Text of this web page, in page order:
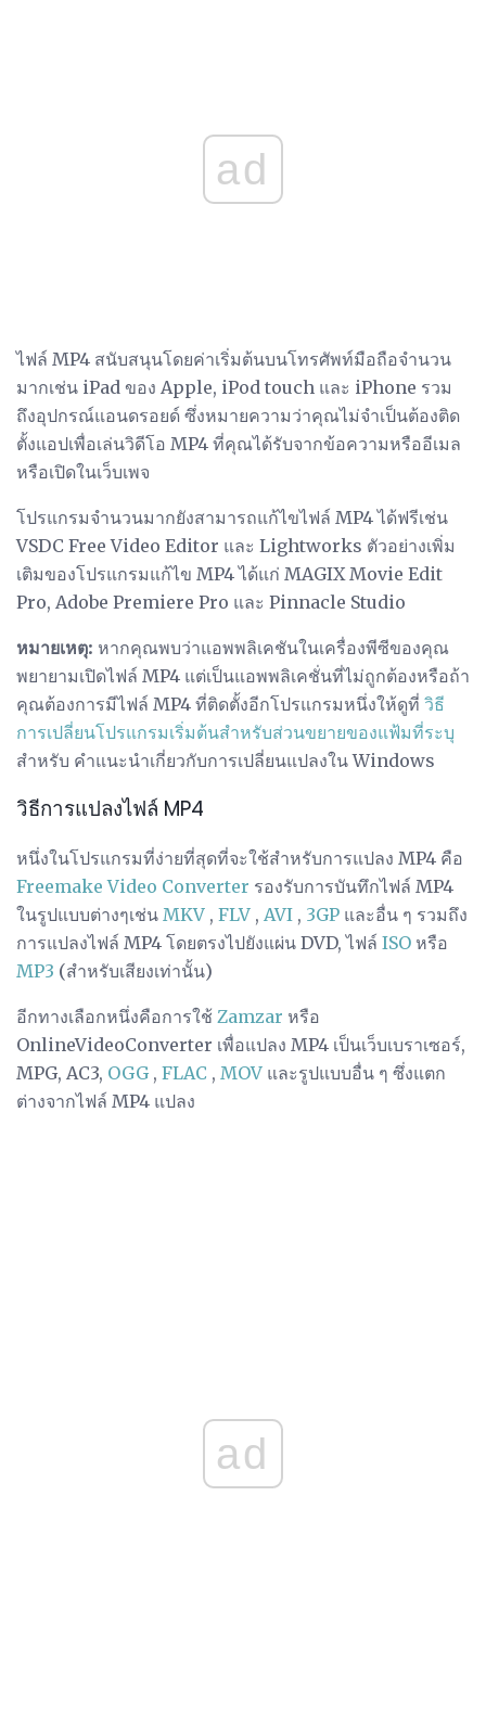
ad
ไฟล์ MP4 สนับสนุนโดยค่าเริ่มต้นบนโทรศัพท์มือถือจำนวน
มากเช่น iPad ของ Apple, iPod touch และ iPhone รวม
ถึงอุปกรณ์แอนดรอยด์ ซึ่งหมายความว่าคุณไม่จำเป็นต้องติด
ตั้งแอปเพื่อเล่นวิดีโอ MP4 ที่คุณได้รับจากข้อความหรืออีเมล
หรือเปิดในเว็บเพจ
โปรแกรมจำนวนมากยังสามารถแก้ไขไฟล์ MP4 ได้ฟรีเช่น
VSDC Free Video Editor และ Lightworks ตัวอย่างเพิ่ม
เติมของโปรแกรมแก้ไข MP4 ได้แก่ MAGIX Movie Edit
Pro, Adobe Premiere Pro และ Pinnacle Studio
หมายเหตุ: หากคุณพบว่าแอพพลิเคชันในเครื่องพีซีของคุณ
พยายามเปิดไฟล์ MP4 แต่เป็นแอพพลิเคชั่นที่ไม่ถูกต้องหรือถ้า
คุณต้องการมีไฟล์ MP4 ที่ติดตั้งอีกโปรแกรมหนึ่งให้ดูที่ วิธี
การเปลี่ยนโปรแกรมเริ่มต้นสำหรับส่วนขยายของแฟ้มที่ระบุ
สำหรับ คำแนะนำเกี่ยวกับการเปลี่ยนแปลงใน Windows
วิธีการแปลงไฟล์ MP4
หนึ่งในโปรแกรมที่ง่ายที่สุดที่จะใช้สำหรับการแปลง MP4 คือ
Freemake Video Converter รองรับการบันทึกไฟล์ MP4
ในรูปแบบต่างๆเช่น MKV , FLV , AVI , 3GP และอื่น ๆ รวมถึง
การแปลงไฟล์ MP4 โดยตรงไปยังแผ่น DVD, ไฟล์ ISO หรือ
MP3 (สำหรับเสียงเท่านั้น)
อีกทางเลือกหนึ่งคือการใช้ Zamzar หรือ
OnlineVideoConverter เพื่อแปลง MP4 เป็นเว็บเบราเซอร์,
MPG, AC3, OGG , FLAC , MOV และรูปแบบอื่น ๆ ซึ่งแตก
ต่างจากไฟล์ MP4 แปลง
ad